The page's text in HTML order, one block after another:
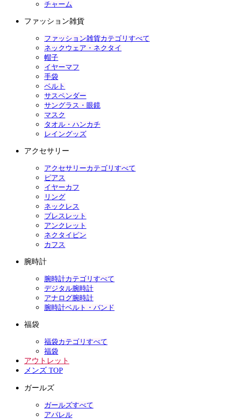
チャーム
ファッション雑貨
ファッション雑貨カテゴリすべて
ネックウェア・ネクタイ
帽子
イヤーマフ
手袋
ベルト
サスペンダー
サングラス・眼鏡
マスク
タオル・ハンカチ
レイングッズ
アクセサリー
アクセサリーカテゴリすべて
ピアス
イヤーカフ
リング
ネックレス
ブレスレット
アンクレット
ネクタイピン
カフス
腕時計
腕時計カテゴリすべて
デジタル腕時計
アナログ腕時計
腕時計ベルト・バンド
福袋
福袋カテゴリすべて
福袋
アウトレット
メンズ TOP
ガールズ
ガールズすべて
アパレル